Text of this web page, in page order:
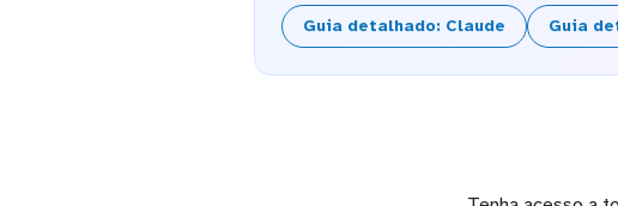
Guia detalhado: Claude Guia